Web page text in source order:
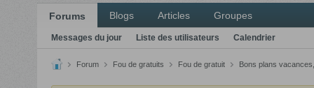
Forums Blogs Articles Groupes
Messages du jour Liste des utilisateurs Calendrier
Forum Fou de gratuits Fou de gratuit Bons plans